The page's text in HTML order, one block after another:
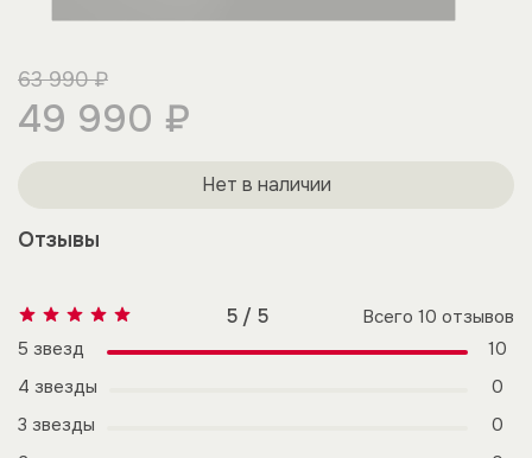
63 990 ₽
49 990 ₽
Нет в наличии
Отзывы
5 / 5 Всего 10 отзывов
5 звезд
10
4 звезды
0
3 звезды
0